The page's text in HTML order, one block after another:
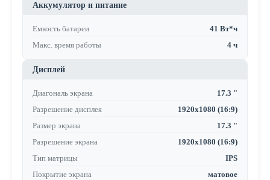
Аккумулятор и питание
Емкость батареи
41 Вт*ч
Макс. время работы
4 ч
Дисплей
Диагональ экрана
17.3 "
Разрешение дисплея
1920x1080 (16:9)
Размер экрана
17.3 "
Разрешение экрана
1920x1080 (16:9)
Тип матрицы
IPS
Покрытие экрана
матовое